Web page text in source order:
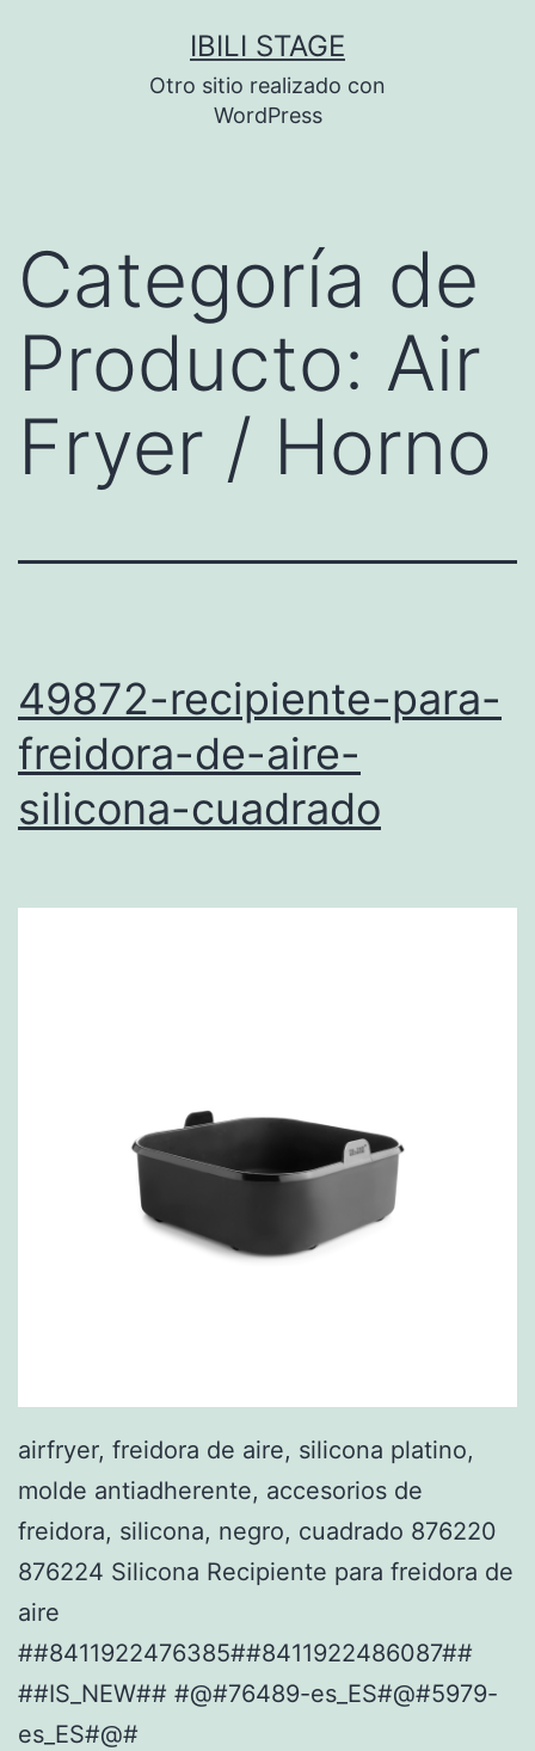
IBILI STAGE
Otro sitio realizado con
WordPress
Categoría de
Producto: Air
Fryer / Horno
49872-recipiente-para-
freidora-de-aire-
silicona-cuadrado
airfryer, freidora de aire, silicona platino,
molde antiadherente, accesorios de
freidora, silicona, negro, cuadrado 876220
876224 Silicona Recipiente para freidora de
aire
##8411922476385##8411922486087##
##IS_NEW## #@#76489-es_ES#@#5979-
es_ES#@#